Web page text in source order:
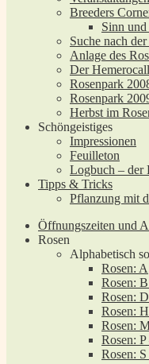
Breeders
Sinn
Suche nach
Anlage des
Der
Rosenpark
Rosenpark
Herbst im
Schöngeistiges
Impressionen
Feuilleton
Logbuch – der
Tipps & Tricks
Pflanzung mit
Öffnungszeiten und
Rosen
Alphabetisch
Rosen: A
Rosen:
Rosen:
Rosen:
Rosen:
Rosen: P
Rosen: